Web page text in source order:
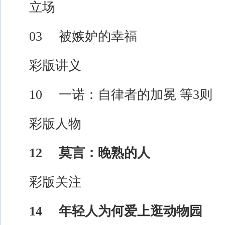
立场
03 被嫉妒的幸福
彩版讲义
10 一诺：自律者的加冕 等3则
彩版人物
12 莫言：晚熟的人
彩版关注
14 年轻人为何爱上逛动物园